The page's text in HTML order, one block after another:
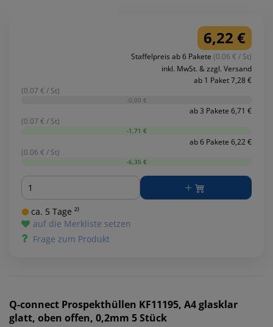
6,22 €
Staffelpreis ab 6 Pakete (0.06 € / St)
inkl. MwSt. & zzgl. Versand
ab 1 Paket 7,28 €
(0.07 € / St)
-0,00 €
ab 3 Pakete 6,71 €
(0.07 € / St)
-1,71 €
ab 6 Pakete 6,22 €
(0.06 € / St)
-6,35 €
Menge
ca. 5 Tage ²⁾
auf die Merkliste setzen
Frage zum Produkt
Q-connect Prospekthüllen KF11195, A4 glasklar
glatt, oben offen, 0,2mm 5 Stück